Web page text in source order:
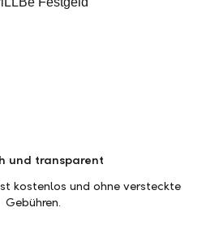
und transparent
kostenlos und ohne versteckte
Gebühren.